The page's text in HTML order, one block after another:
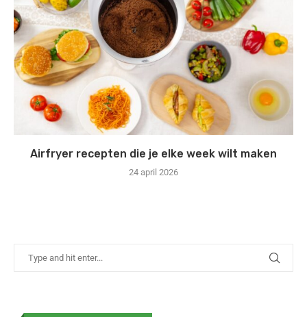
Airfryer recepten die je elke week wilt maken
24 april 2026